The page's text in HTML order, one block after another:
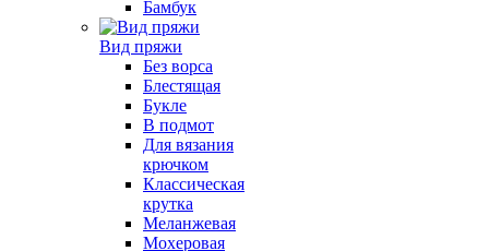
Бамбук
Вид пряжи
Без ворса
Блестящая
Букле
В подмот
Для вязания
крючком
Классическая
крутка
Меланжевая
Мохеровая